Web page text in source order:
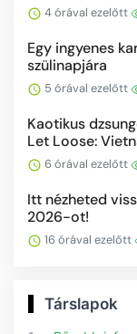
4 órával ezelőtt
Egy ingyenes
szülinapjára
5 órával ezelőtt
Kaotikus
Let Loose:
6 órával ezelőtt
Itt nézheted
2026-ot!
16 órával ezelőtt
Társlapok